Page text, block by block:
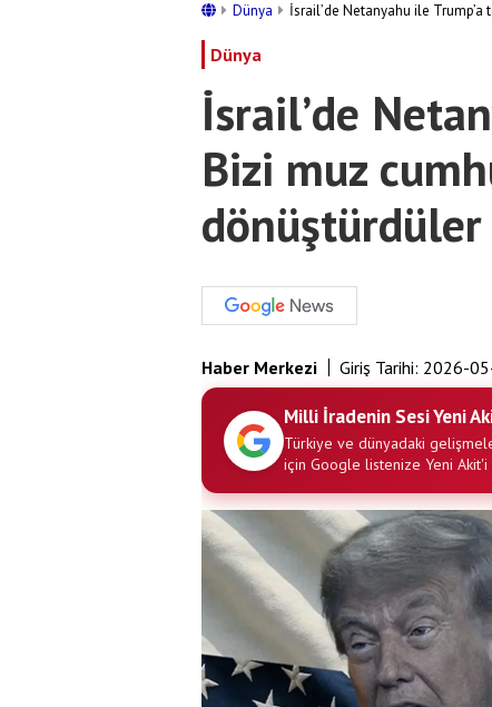
Dünya İsrail’de Netanyahu ile
Dünya
İsrail’de
Bizi muz
dönüştürdüler
Haber Merkezi Giriş Tarihi: 2026-
Milli İradenin Sesi Yeni
Türkiye ve dünyadaki
için Google listenize Yeni Akit'i